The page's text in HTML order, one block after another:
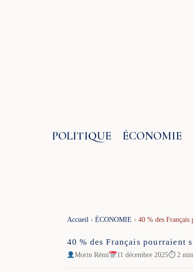
POLITIQUE ÉCONOMIE
Accueil › ÉCONOMIE › 40 % des Français
40 % des Français pourraient
Morin Rémi 11 décembre 2025⏱ 2 min